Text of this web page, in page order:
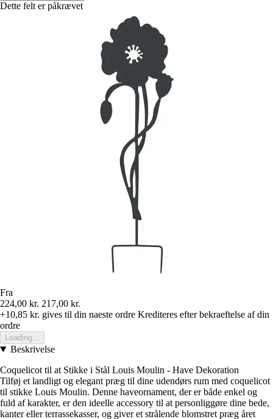
Dette felt er påkrævet
Fra
224,00 kr. 217,00 kr.
+10,85 kr. gives til din naeste ordre Krediteres efter bekraeftelse af din
ordre
Loading...
Beskrivelse
Coquelicot til at Stikke i Stål Louis Moulin - Have Dekoration
Tilføj et landligt og elegant præg til dine udendørs rum med coquelicot
til stikke Louis Moulin. Denne haveornament, der er både enkel og
fuld af karakter, er den ideelle accessory til at personliggøre dine bede,
kanter eller terrassekasser, og giver et strålende blomstret præg året